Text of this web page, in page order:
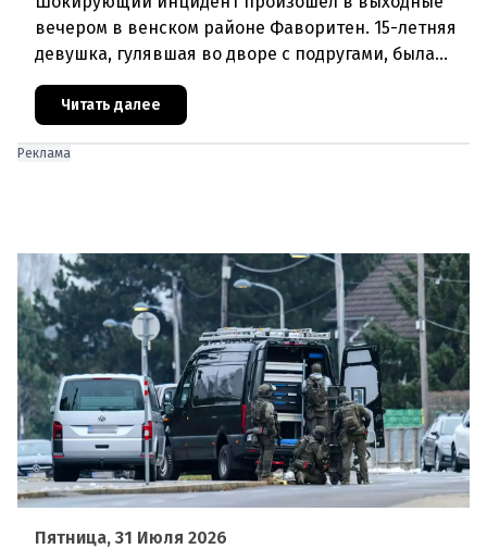
вечером в венском районе Фаворитен. 15-летняя
девушка, гулявшая во дворе с подругами, была
ранена выстрелом из пневматического оружия.
Полиция задержала двух п
Читать далее
Реклама
Пятница, 31 Июля 2026